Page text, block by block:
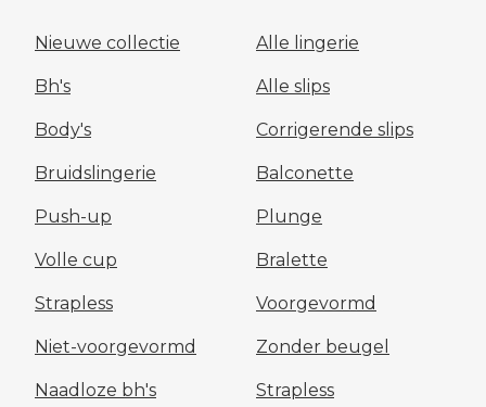
Nieuwe collectie Alle lingerie
Bh's Alle slips
Body's Corrigerende slips
Bruidslingerie Balconette
Push-up Plunge
Volle cup Bralette
Strapless Voorgevormd
Niet-voorgevormd Zonder beugel
Naadloze bh's Strapless